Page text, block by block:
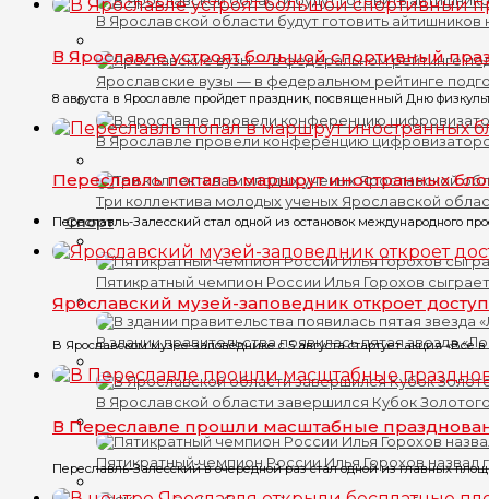
В Ярославской области будут готовить айтишников
Ярославские вузы — в федеральном рейтинге
В Ярославле провели конференцию
Три коллектива молодых ученых Ярославской
Спорт
Пятикратный чемпион России Илья Горохов
В здании правительства появилась пятая звезда
В Ярославской области завершился Кубок
Пятикратный чемпион России Илья Горохов
В Ярославле устроят большой спортивный
8 августа в Ярославле пройдет праздник, посвященный Дню
Переславль попал в маршрут иностранных
Переславль-Залесский стал одной из остановок международного
Ярославский музей-заповедник откроет
В Ярославском музее-заповеднике с 5 августа стартует акция «Все
В Переславле прошли масштабные
Переславль-Залесский в очередной раз стал одной из главных